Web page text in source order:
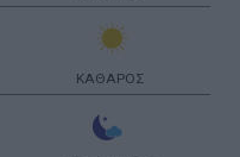
ΚΑΘΑΡΟΣ